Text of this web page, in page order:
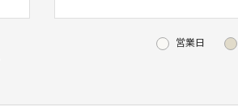
営業日